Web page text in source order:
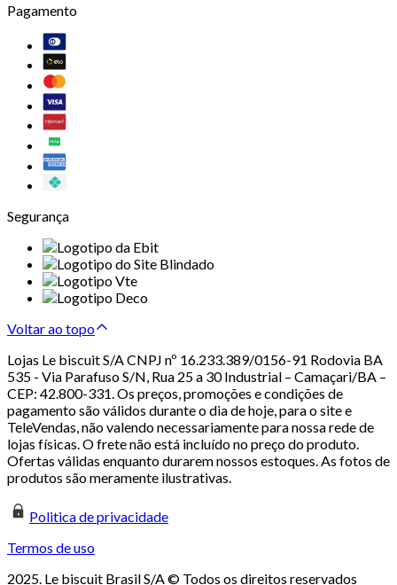
Pagamento
Segurança
Voltar ao topo
Lojas Le biscuit S/A CNPJ nº 16.233.389/0156-91 Rodovia BA
535 - Via Parafuso S/N, Rua 25 a 30 Industrial – Camaçari/BA –
CEP: 42.800-331. Os preços, promoções e condições de
pagamento são válidos durante o dia de hoje, para o site e
TeleVendas, não valendo necessariamente para nossa rede de
lojas físicas. O frete não está incluído no preço do produto.
Ofertas válidas enquanto durarem nossos estoques. As fotos de
produtos são meramente ilustrativas.
Politica de privacidade
Termos de uso
2025. Le biscuit Brasil S/A © Todos os direitos reservados